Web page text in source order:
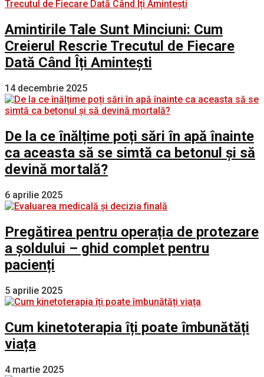
Amintirile Tale Sunt Minciuni: Cum
Creierul Rescrie Trecutul de Fiecare
Dată Când Îți Amintești
14 decembrie 2025
De la ce înălțime poți sări în apă înainte
ca aceasta să se simtă ca betonul și să
devină mortală?
6 aprilie 2025
Pregătirea pentru operația de protezare
a șoldului – ghid complet pentru
pacienți
5 aprilie 2025
Cum kinetoterapia îți poate îmbunătăți
viața
4 martie 2025